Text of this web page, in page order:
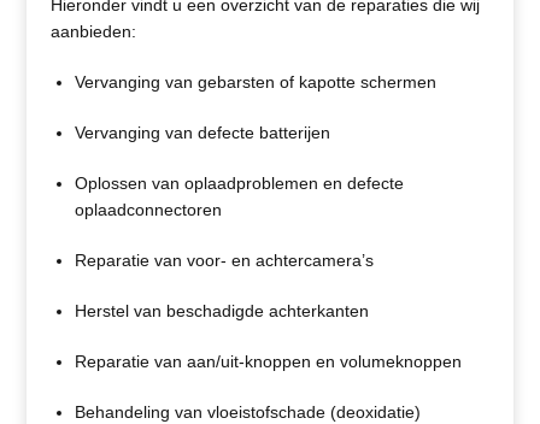
Hieronder vindt u een overzicht van de reparaties die wij
aanbieden:
Vervanging van gebarsten of kapotte schermen
Vervanging van defecte batterijen
Oplossen van oplaadproblemen en defecte
oplaadconnectoren
Reparatie van voor- en achtercamera’s
Herstel van beschadigde achterkanten
Reparatie van aan/uit-knoppen en volumeknoppen
Behandeling van vloeistofschade (deoxidatie)